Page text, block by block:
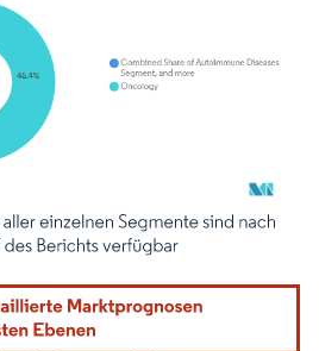
erfordert Namensnennung